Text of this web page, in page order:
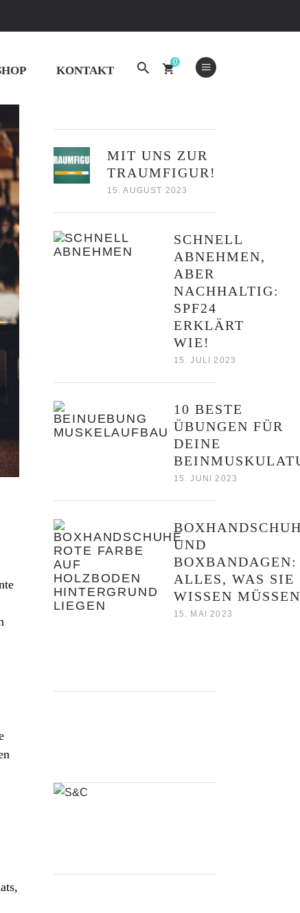
KONTAKT
0
MIT UNS ZUR
TRAUMFIGUR!
15. AUGUST 2023
SCHNELL
ABNEHMEN,
ABER
NACHHALTIG:
SPF24
ERKLÄRT
WIE!
15. JULI 2023
10 BESTE
ÜBUNGEN FÜR
DEINE
15. JUNI 2023
UND
BOXBANDAGEN:
ALLES, WAS SIE
WISSEN
15. MAI 2023